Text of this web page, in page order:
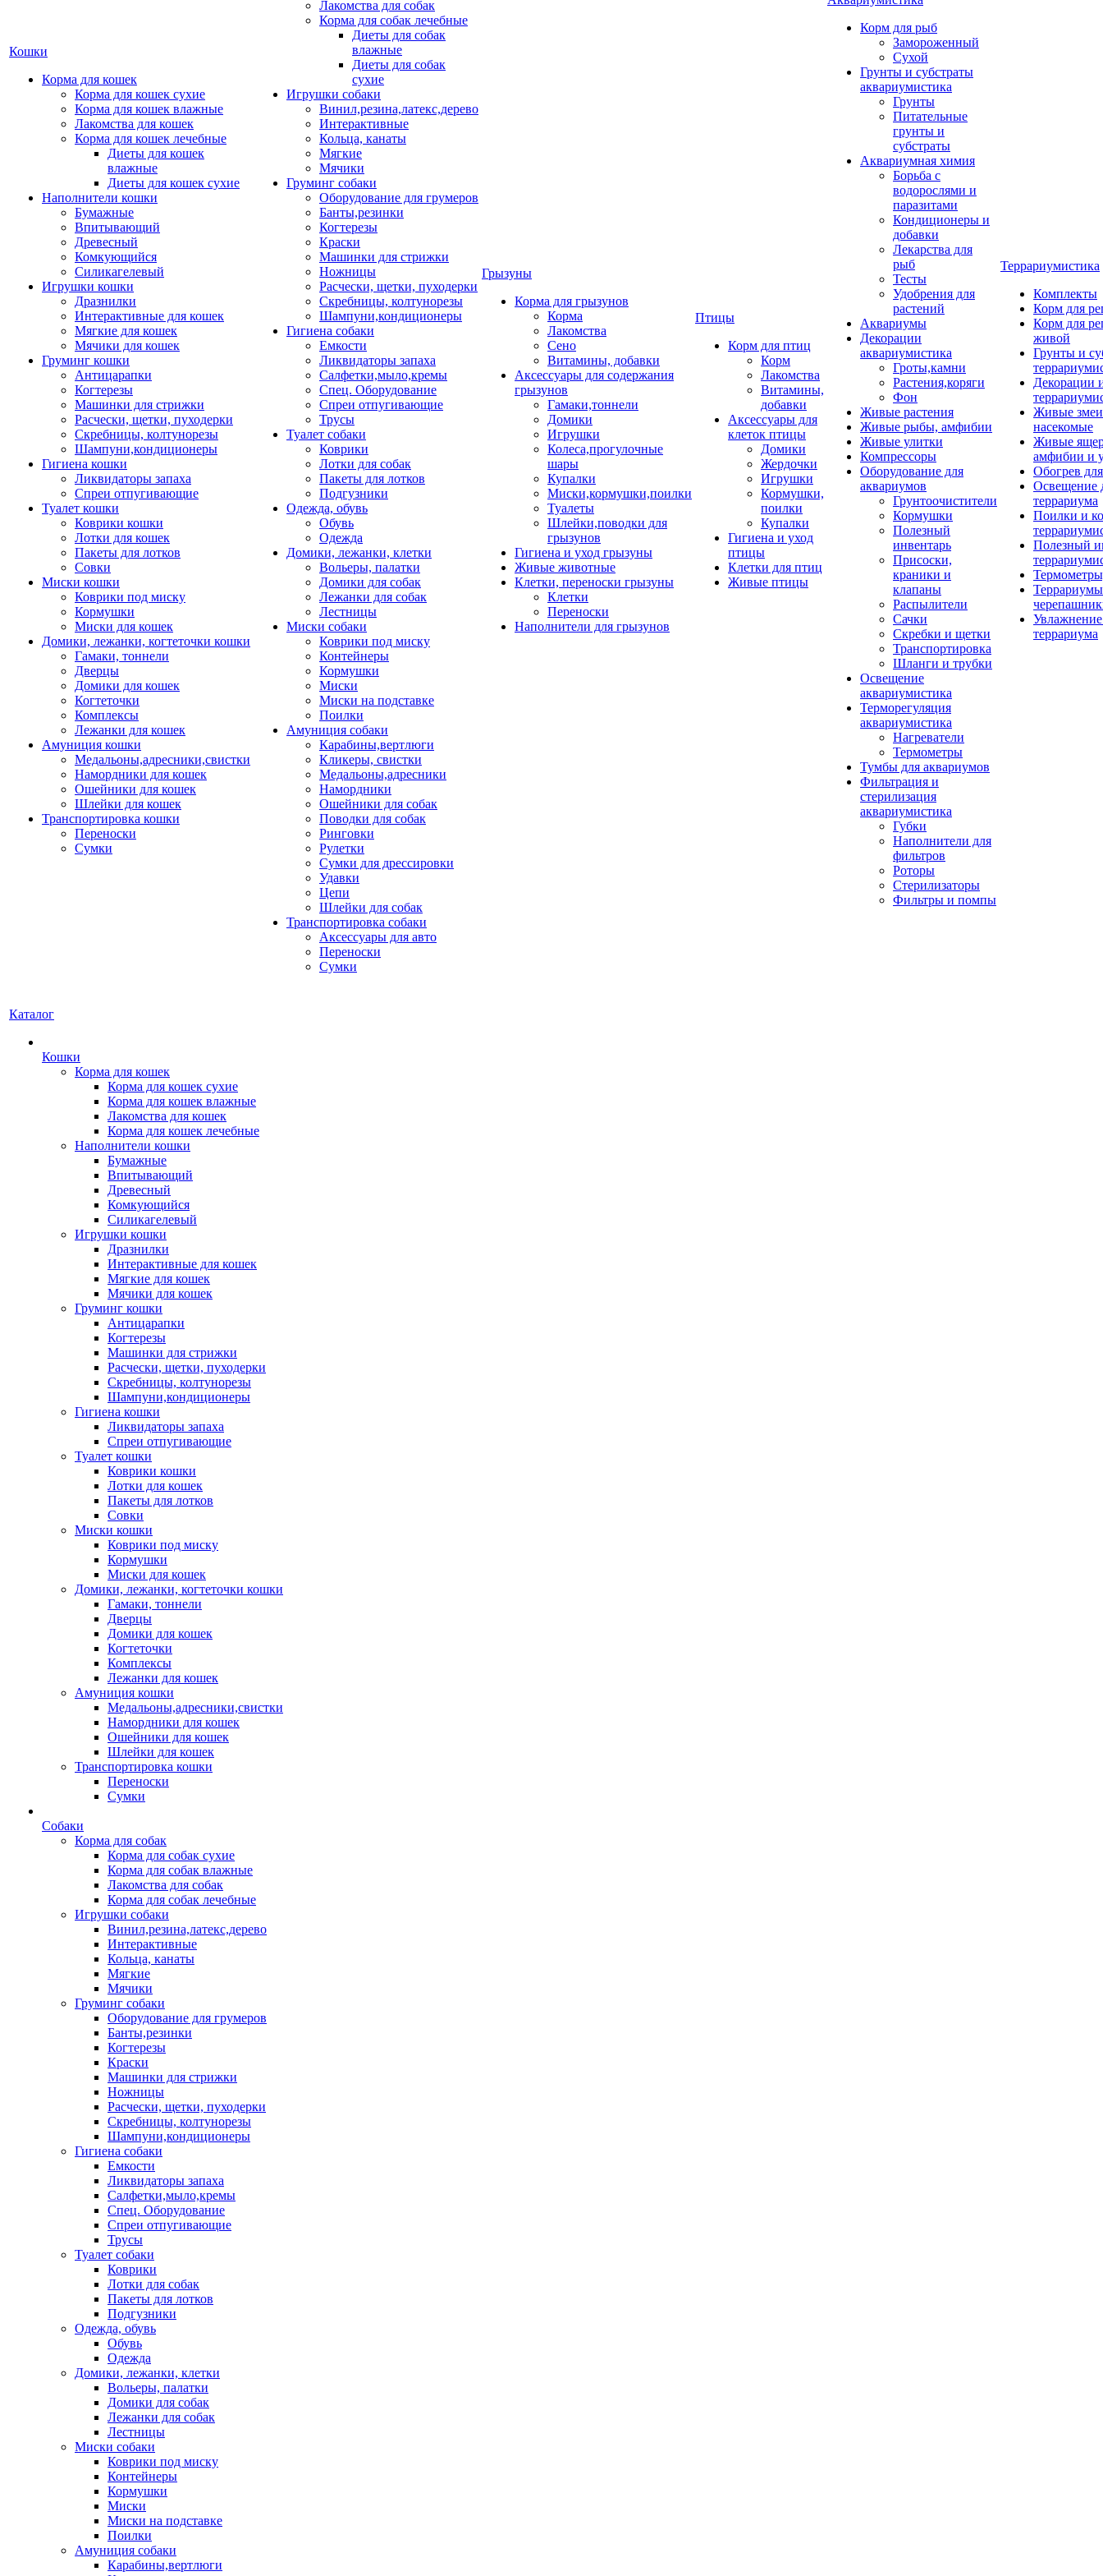
Кошки
Корма для кошек
Корма для кошек сухие
Корма для кошек влажные
Лакомства для кошек
Корма для кошек лечебные
Диеты для кошек
влажные
Диеты для кошек сухие
Наполнители кошки
Бумажные
Впитывающий
Древесный
Комкующийся
Силикагелевый
Игрушки кошки
Дразнилки
Интерактивные для кошек
Мягкие для кошек
Мячики для кошек
Груминг кошки
Антицарапки
Когтерезы
Машинки для стрижки
Расчески, щетки, пуходерки
Скребницы, колтунорезы
Шампуни,кондиционеры
Гигиена кошки
Ликвидаторы запаха
Спреи отпугивающие
Туалет кошки
Коврики кошки
Лотки для кошек
Пакеты для лотков
Совки
Миски кошки
Коврики под миску
Кормушки
Миски для кошек
Домики, лежанки, когтеточки кошки
Гамаки, тоннели
Дверцы
Домики для кошек
Когтеточки
Комплексы
Лежанки для кошек
Амуниция кошки
Медальоны,адресники,свистки
Намордники для кошек
Ошейники для кошек
Шлейки для кошек
Транспортировка кошки
Переноски
Сумки
Лакомства для собак
Корма для собак лечебные
Диеты для собак
влажные
Диеты для собак
сухие
Игрушки собаки
Винил,резина,латекс,дерево
Интерактивные
Кольца, канаты
Мягкие
Мячики
Груминг собаки
Оборудование для грумеров
Банты,резинки
Когтерезы
Краски
Машинки для стрижки
Ножницы
Расчески, щетки, пуходерки
Скребницы, колтунорезы
Шампуни,кондиционеры
Гигиена собаки
Емкости
Ликвидаторы запаха
Салфетки,мыло,кремы
Спец. Оборудование
Спреи отпугивающие
Трусы
Туалет собаки
Коврики
Лотки для собак
Пакеты для лотков
Подгузники
Одежда, обувь
Обувь
Одежда
Домики, лежанки, клетки
Вольеры, палатки
Домики для собак
Лежанки для собак
Лестницы
Миски собаки
Коврики под миску
Контейнеры
Кормушки
Миски
Миски на подставке
Поилки
Амуниция собаки
Карабины,вертлюги
Кликеры, свистки
Медальоны,адресники
Намордники
Ошейники для собак
Поводки для собак
Ринговки
Рулетки
Сумки для дрессировки
Удавки
Цепи
Шлейки для собак
Транспортировка собаки
Аксессуары для авто
Переноски
Сумки
Грызуны
Корма для грызунов
Корма
Лакомства
Сено
Витамины, добавки
Аксессуары для содержания
грызунов
Гамаки,тоннели
Домики
Игрушки
Колеса,прогулочные
шары
Купалки
Миски,кормушки,поилки
Туалеты
Шлейки,поводки для
грызунов
Гигиена и уход грызуны
Живые животные
Клетки, переноски грызуны
Клетки
Переноски
Наполнители для грызунов
Птицы
Корм для птиц
Корм
Лакомства
Витамины,
добавки
Аксессуары для
клеток птицы
Домики
Жердочки
Игрушки
Кормушки,
поилки
Купалки
Гигиена и уход
птицы
Клетки для птиц
Живые птицы
Корм для рыб
Замороженный
Сухой
Грунты и субстраты
аквариумистика
Грунты
Питательные
грунты и
субстраты
Аквариумная химия
Борьба с
водорослями и
паразитами
Кондиционеры и
добавки
Лекарства для
рыб
Тесты
Удобрения для
растений
Аквариумы
Декорации
аквариумистика
Гроты,камни
Растения,коряги
Фон
Живые растения
Живые рыбы, амфибии
Живые улитки
Компрессоры
Оборудование для
аквариумов
Грунтоочистители
Кормушки
Полезный
инвентарь
Присоски,
краники и
клапаны
Распылители
Сачки
Скребки и щетки
Транспортировка
Шланги и трубки
Освещение
аквариумистика
Терморегуляция
аквариумистика
Нагреватели
Термометры
Тумбы для аквариумов
Фильтрация и
стерилизация
аквариумистика
Губки
Наполнители для
фильтров
Роторы
Стерилизаторы
Фильтры и помпы
Террариумистика
Комплекты
Корм для
Корм для
живой
Грунты и
Декорации
Живые
насекомые
Живые
амфибии и
Обогрев
Освещение
террариума
Поилки и
Полезный
террариума
Каталог
Кошки
Корма для кошек
Корма для кошек сухие
Корма для кошек влажные
Лакомства для кошек
Корма для кошек лечебные
Наполнители кошки
Бумажные
Впитывающий
Древесный
Комкующийся
Силикагелевый
Игрушки кошки
Дразнилки
Интерактивные для кошек
Мягкие для кошек
Мячики для кошек
Груминг кошки
Антицарапки
Когтерезы
Машинки для стрижки
Расчески, щетки, пуходерки
Скребницы, колтунорезы
Шампуни,кондиционеры
Гигиена кошки
Ликвидаторы запаха
Спреи отпугивающие
Туалет кошки
Коврики кошки
Лотки для кошек
Пакеты для лотков
Совки
Миски кошки
Коврики под миску
Кормушки
Миски для кошек
Домики, лежанки, когтеточки кошки
Гамаки, тоннели
Дверцы
Домики для кошек
Когтеточки
Комплексы
Лежанки для кошек
Амуниция кошки
Медальоны,адресники,свистки
Намордники для кошек
Ошейники для кошек
Шлейки для кошек
Транспортировка кошки
Переноски
Сумки
Собаки
Корма для собак
Корма для собак сухие
Корма для собак влажные
Лакомства для собак
Корма для собак лечебные
Игрушки собаки
Винил,резина,латекс,дерево
Интерактивные
Кольца, канаты
Мягкие
Мячики
Груминг собаки
Оборудование для грумеров
Банты,резинки
Когтерезы
Краски
Машинки для стрижки
Ножницы
Расчески, щетки, пуходерки
Скребницы, колтунорезы
Шампуни,кондиционеры
Гигиена собаки
Емкости
Ликвидаторы запаха
Салфетки,мыло,кремы
Спец. Оборудование
Спреи отпугивающие
Трусы
Туалет собаки
Коврики
Лотки для собак
Пакеты для лотков
Подгузники
Одежда, обувь
Обувь
Одежда
Домики, лежанки, клетки
Вольеры, палатки
Домики для собак
Лежанки для собак
Лестницы
Миски собаки
Коврики под миску
Контейнеры
Кормушки
Миски
Миски на подставке
Поилки
Амуниция собаки
Карабины,вертлюги